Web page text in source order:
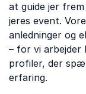
at guide jer
jeres event.
anledninger og
– for vi arbejder
profiler, der
erfaring.